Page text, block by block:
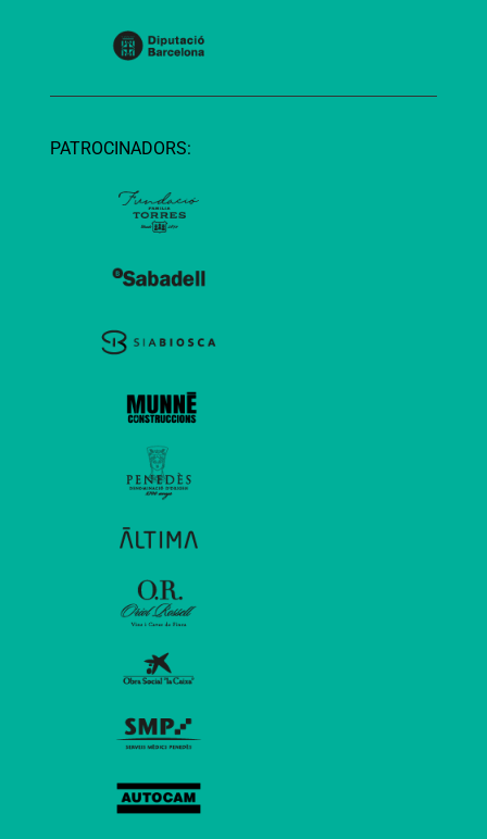
PATROCINADORS: